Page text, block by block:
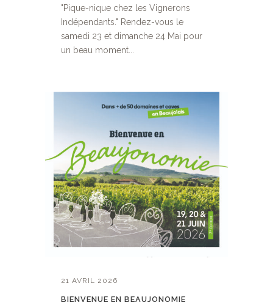
"Pique-nique chez les Vignerons
Indépendants." Rendez-vous le
samedi 23 et dimanche 24 Mai pour
un beau moment...
21 AVRIL 2026
BIENVENUE EN BEAUJONOMIE